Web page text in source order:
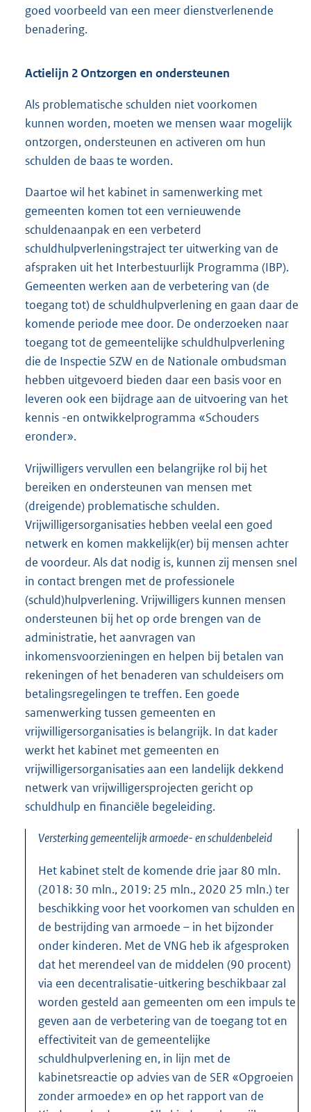
goed voorbeeld van een meer dienstverlenende
benadering.
Actielijn 2 Ontzorgen en ondersteunen
Als problematische schulden niet voorkomen
kunnen worden, moeten we mensen waar mogelijk
ontzorgen, ondersteunen en activeren om hun
schulden de baas te worden.
Daartoe wil het kabinet in samenwerking met
gemeenten komen tot een vernieuwende
schuldenaanpak en een verbeterd
schuldhulpverleningstraject ter uitwerking van de
afspraken uit het Interbestuurlijk Programma (IBP).
Gemeenten werken aan de verbetering van (de
toegang tot) de schuldhulpverlening en gaan daar de
komende periode mee door. De onderzoeken naar
toegang tot de gemeentelijke schuldhulpverlening
die de Inspectie SZW en de Nationale ombudsman
hebben uitgevoerd bieden daar een basis voor en
leveren ook een bijdrage aan de uitvoering van het
kennis -en ontwikkelprogramma «Schouders
eronder».
Vrijwilligers vervullen een belangrijke rol bij het
bereiken en ondersteunen van mensen met
(dreigende) problematische schulden.
Vrijwilligersorganisaties hebben veelal een goed
netwerk en komen makkelijk(er) bij mensen achter
de voordeur. Als dat nodig is, kunnen zij mensen snel
in contact brengen met de professionele
(schuld)hulpverlening. Vrijwilligers kunnen mensen
ondersteunen bij het op orde brengen van de
administratie, het aanvragen van
inkomensvoorzieningen en helpen bij betalen van
rekeningen of het benaderen van schuldeisers om
betalingsregelingen te treffen. Een goede
samenwerking tussen gemeenten en
vrijwilligersorganisaties is belangrijk. In dat kader
werkt het kabinet met gemeenten en
vrijwilligersorganisaties aan een landelijk dekkend
netwerk van vrijwilligersprojecten gericht op
schuldhulp en financiële begeleiding.
Versterking gemeentelijk armoede- en schuldenbeleid
Het kabinet stelt de komende drie jaar 80 mln.
(2018: 30 mln., 2019: 25 mln., 2020 25 mln.) ter
beschikking voor het voorkomen van schulden en
de bestrijding van armoede – in het bijzonder
onder kinderen. Met de VNG heb ik afgesproken
dat het merendeel van de middelen (90 procent)
via een decentralisatie-uitkering beschikbaar zal
worden gesteld aan gemeenten om een impuls te
geven aan de verbetering van de toegang tot en
effectiviteit van de gemeentelijke
schuldhulpverlening en, in lijn met de
kabinetsreactie op advies van de SER «Opgroeien
zonder armoede» en op het rapport van de